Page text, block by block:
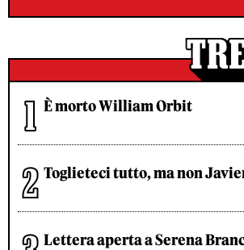
È morto William Orbit
Toglieteci tutto, ma non
Lettera aperta a Serena